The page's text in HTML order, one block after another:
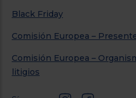
Black Friday
Comisión Europea –
Comisión Europea –
litigios